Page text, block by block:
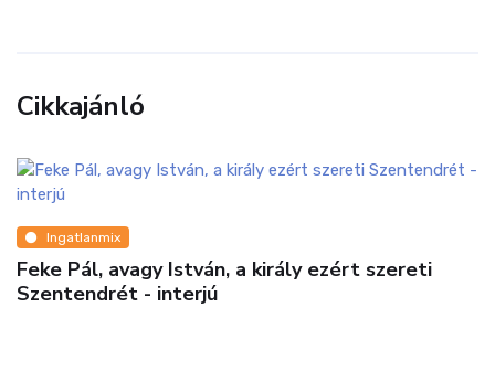
Cikkajánló
Ingatlanmix
Feke Pál, avagy István, a király ezért szereti
Szentendrét - interjú